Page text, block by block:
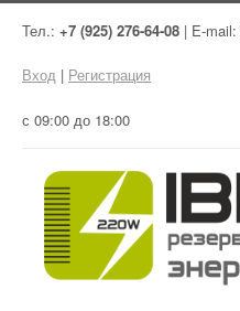
Тел.: +7 (925) 276-64-08 | E-mail:
Вход | Регистрация
с 09:00 до 18:00